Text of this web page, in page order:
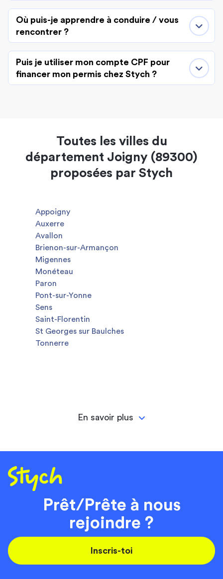
Où puis-je apprendre à conduire / vous
rencontrer ?
Puis je utiliser mon compte CPF pour
financer mon permis chez Stych ?
Toutes les villes du
département Joigny (89300)
proposées par Stych
Appoigny
Auxerre
Avallon
Brienon-sur-Armançon
Migennes
Monéteau
Paron
Pont-sur-Yonne
Sens
Saint-Florentin
St Georges sur Baulches
Tonnerre
En savoir plus
Prêt/Prête à nous
rejoindre ?
Inscris-toi